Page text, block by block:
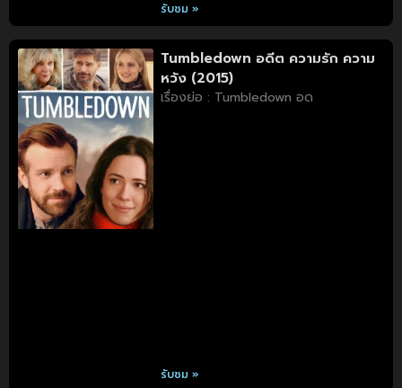
รับชม »
Tumbledown อดีต ความรัก ความ
หวัง (2015)
เรื่องย่อ : Tumbledown อด
รับชม »